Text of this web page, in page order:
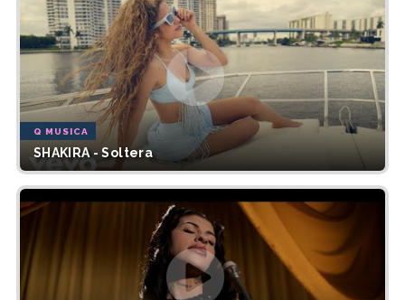
Q MUSICA
SHAKIRA - Soltera